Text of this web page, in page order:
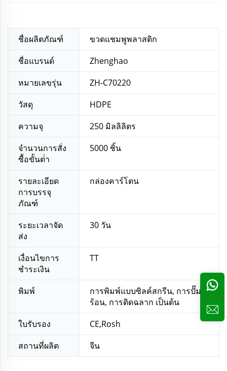
ชื่อผลิตภัณฑ์
ขวดแชมพูพลาสติก
ชื่อแบรนด์
Zhenghao
หมายเลขรุ่น
ZH-C70220
วัสดุ
HDPE
ความจุ
250 มิลลิลิตร
จํานวนการสั่ง
ซื้อขั้นต่ํา
5000 ชิ้น
รายละเอียด
การบรรจุ
ภัณฑ์
กล่องคาร์โตน
ระยะเวลาจัด
ส่ง
30 วัน
เงื่อนไขการ
ชำระเงิน
TT
พิมพ์
การพิมพ์แบบซิลค์สกรีน, การปั๊ม
ร้อน, การติดฉลาก เป็นต้น
ใบรับรอง
CE,Rosh
สถานที่ผลิต
จีน